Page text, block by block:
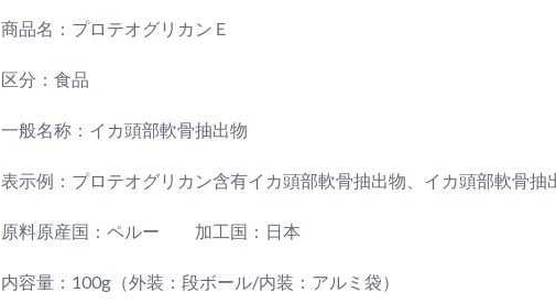
商品名：プロテオグリカンＥ
区分：食品
一般名称：イカ頭部軟骨抽出物
表示例：プロテオグリカン含有イカ頭部軟骨抽出物、イカ頭部軟骨抽
原料原産国：ペルー 加工国：日本
内容量：100g（外装：段ボール/内装：アルミ袋）